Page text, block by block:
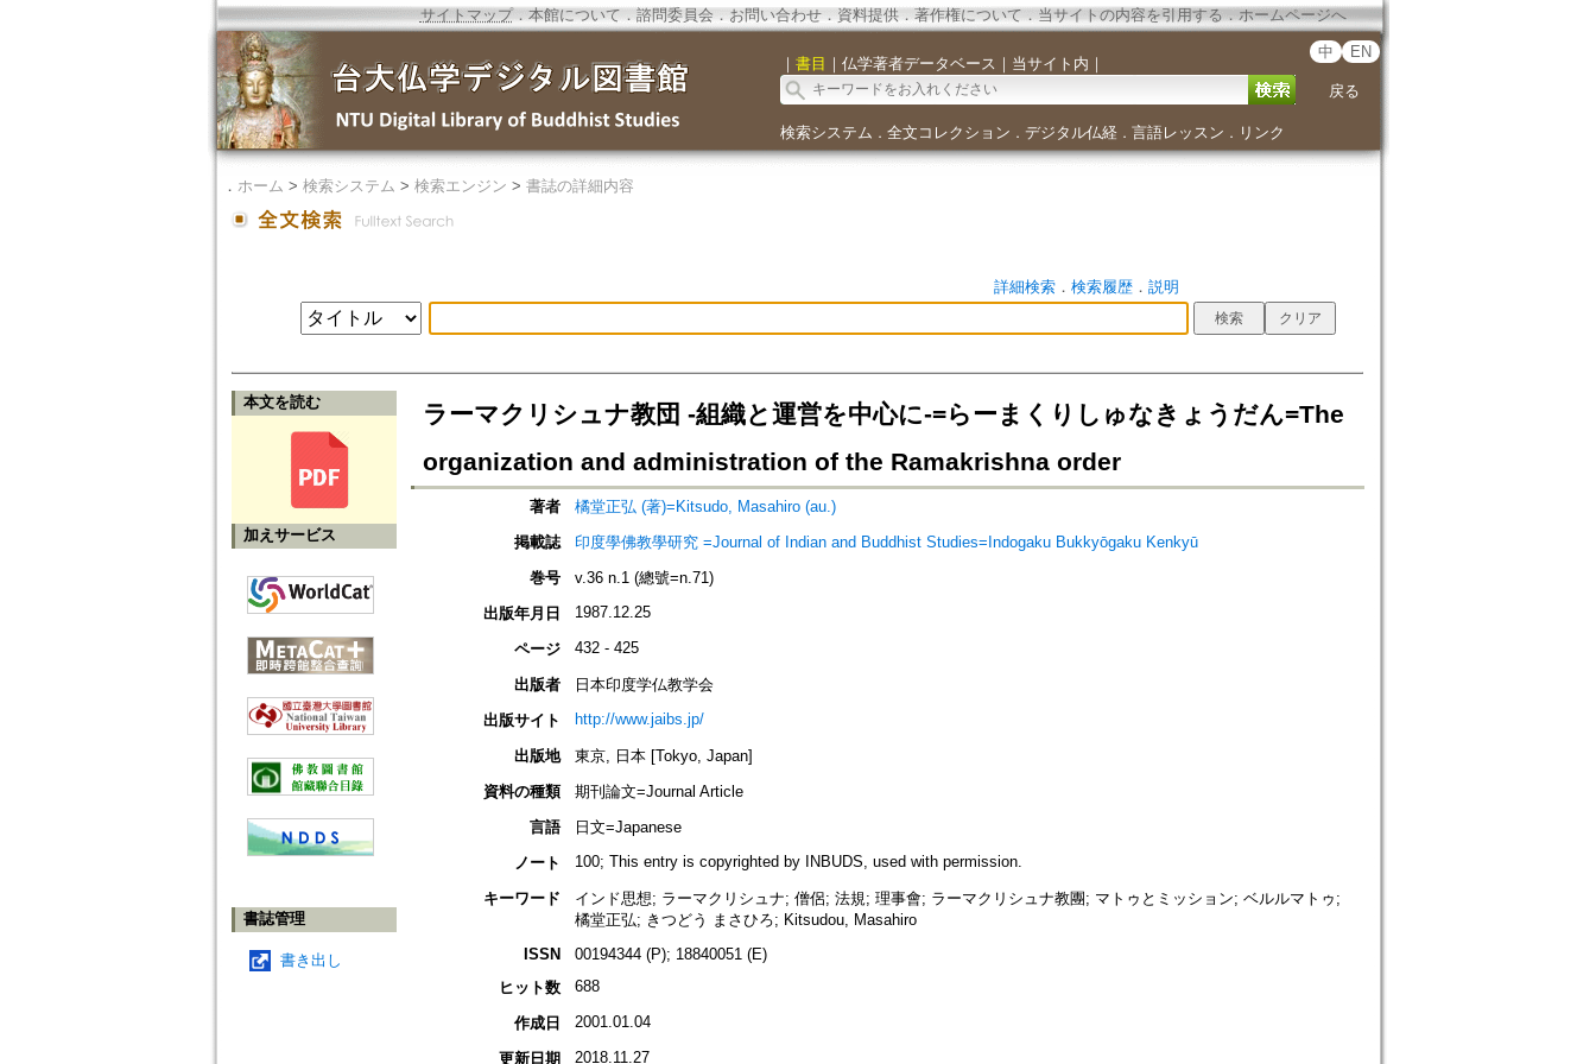
サイトマップ．本館について ． 諮問委員会． お問い合わせ． 資料提供． 著作権について．当サイトの内容を引用する ． ホームページへ
｜ 書目 ｜ 仏学著者データベース ｜ 当サイト内 ｜
中 EN
戻る
検索システム ． 全文コレクション ． デジタル仏経． 言語レッスン ． リンク
． ホーム > 検索システム > 検索エンジン > 書誌の詳細内容
詳細検索． 検索履歴． 説明
本文を読む
加えサービス
書誌管理
書き出し
ラーマクリシュナ教団 -組織と運営を中心に-=らーまくりしゅなきょうだん=The
organization and administration of the Ramakrishna order
著者
橘堂正弘 (著)=Kitsudo, Masahiro (au.)
掲載誌
印度學佛教學研究 =Journal of Indian and Buddhist Studies=Indogaku Bukkyōgaku Kenkyū
巻号
v.36 n.1 (總號=n.71)
出版年月日
1987.12.25
ページ 432 - 425
出版者
日本印度学仏教学会
出版サイト
http://www.jaibs.jp/
出版地
東京, 日本 [Tokyo, Japan]
資料の種類
期刊論文=Journal Article
言語
日文=Japanese
ノート
100; This entry is copyrighted by INBUDS, used with permission.
キーワード
インド思想; ラーマクリシュナ; 僧侶; 法規; 理事會; ラーマクリシュナ教團; マトゥとミッション; ベルルマトゥ;
橘堂正弘; きつどう まさひろ; Kitsudou, Masahiro
ISSN
00194344 (P); 18840051 (E)
ヒット数
688
作成日 2001.01.04
更新日期 2018.11.27